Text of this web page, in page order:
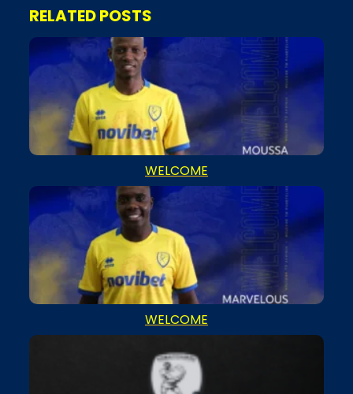
RELATED POSTS
WELCOME
WELCOME